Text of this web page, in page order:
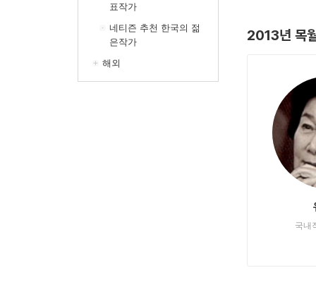
표작가
네티즌 추천 한국의 젊
은작가
해외
2013년 목
국내